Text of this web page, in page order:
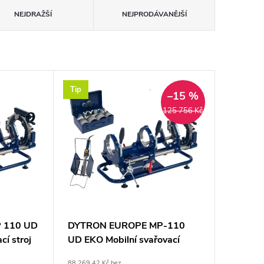
NEJDRAŽŠÍ NEJPRODÁVANĚJŠÍ
110 UD
stroj
Tip
125 756 Kč
–15 %
DYTRON EUROPE MP-110
UD EKO Mobilní svařovací